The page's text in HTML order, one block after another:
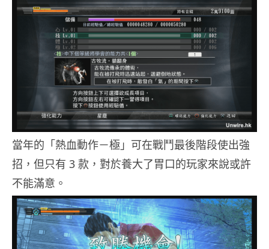
當年的「熱血動作－極」可在戰鬥最後階段使出強
招，但只有 3 款，對於養大了胃口的玩家來說或許
不能滿意。